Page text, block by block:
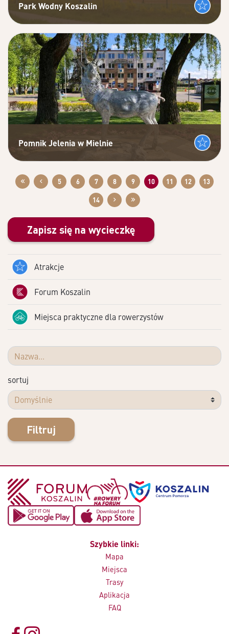
Park Wodny Koszalin
Pomnik Jelenia w Mielnie
5 6 7 8 9 10 11 12 13
14
Zapisz się na wycieczkę
Atrakcje
Forum Koszalin
Miejsca praktyczne dla rowerzystów
sortuj
Filtruj
Szybkie linki:
Mapa
Miejsca
Trasy
Aplikacja
FAQ